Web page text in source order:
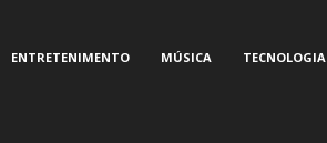
ENTRETENIMENTO MÚSICA TECNOLOGIA